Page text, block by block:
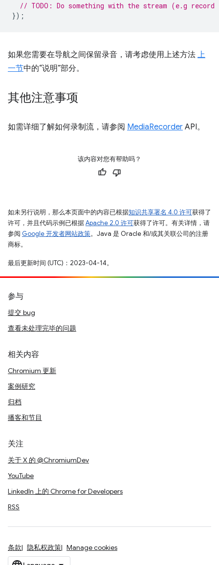
// TODO: Do something with the stream (e.g
});
如果您需要在导航之间保留录音，请考虑使用上述方法 上
一节中的“说明”部分。
其他注意事项
如需详细了解如何录制流，请参阅 MediaRecorder API。
该内容对您有帮助吗？
如未另行说明，那么本页面中的内容已根据知识共享署名 4.0 许可获得了
许可，并且代码示例已根据Apache 2.0 许可获得了许可。有关详情，请
参阅 Google 开发者网站政策。Java 是 Oracle 和/或其关联公司的注册
商标。
最后更新时间 (UTC)：2023-04-14。
参与
提交 bug
查看未处理完毕的问题
相关内容
Chromium 更新
案例研究
归档
播客和节目
关注
关于 X 的 @ChromiumDev
YouTube
LinkedIn 上的 Chrome for Developers
RSS
条款 隐私权政策 Manage cookies